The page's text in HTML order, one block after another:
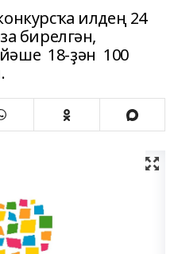
илдең 24
бирелгән,
18-ҙән 100